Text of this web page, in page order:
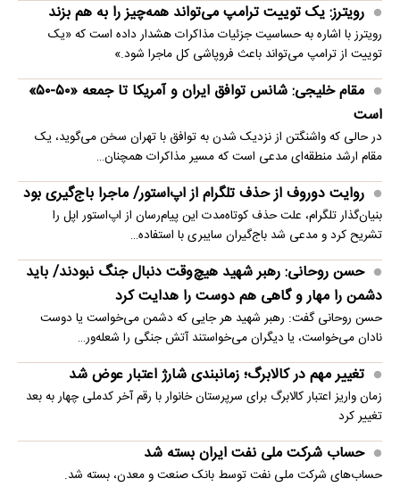
رویترز: یک توییت ترامپ می‌تواند همه‌چیز را به هم بزند
رویترز با اشاره به حساسیت جزئیات مذاکرات هشدار داده است که «یک
توییت از ترامپ می‌تواند باعث فروپاشی کل ماجرا شود.»
مقام خلیجی: شانس توافق ایران و آمریکا تا جمعه «۵۰-۵۰»
است
در حالی که واشنگتن از نزدیک شدن به توافق با تهران سخن می‌گوید، یک
مقام ارشد منطقه‌ای مدعی است که مسیر مذاکرات همچنان…
روایت دوروف از حذف تلگرام از اپ‌استور/ ماجرا باج‌گیری بود
بنیان‌گذار تلگرام، علت حذف کوتاه‌مدت این پیام‌رسان از اپ‌استور اپل را
تشریح کرد و مدعی شد باج‌گیران سایبری با استفاده…
حسن روحانی: رهبر شهید هیچ‌وقت دنبال جنگ نبودند/ باید
دشمن را مهار و گاهی هم دوست را هدایت کرد
حسن روحانی گفت: رهبر شهید هر جایی که دشمن می‌خواست یا دوست
نادان می‌خواست، یا دیگران می‌خواستند آتش جنگی را شعله‌ور…
تغییر مهم در کالابرگ؛ زمانبندی‌ شارژ اعتبار عوض شد
زمان واریز اعتبار کالابرگ برای سرپرستان خانوار با رقم آخر کدملی چهار به بعد
تغییر کرد
حساب‌ شرکت ملی نفت ایران بسته شد
حساب‌های شرکت ملی نفت توسط بانک صنعت و معدن، بسته شد.